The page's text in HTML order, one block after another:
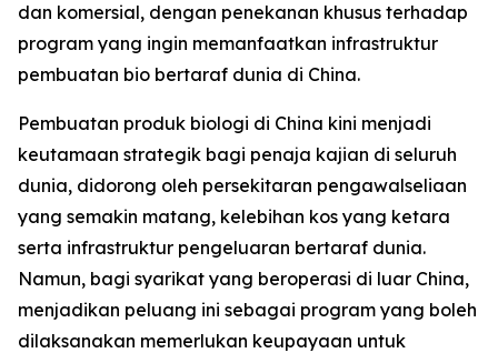
dan komersial, dengan penekanan khusus terhadap
program yang ingin memanfaatkan infrastruktur
pembuatan bio bertaraf dunia di China.
Pembuatan produk biologi di China kini menjadi
keutamaan strategik bagi penaja kajian di seluruh
dunia, didorong oleh persekitaran pengawalseliaan
yang semakin matang, kelebihan kos yang ketara
serta infrastruktur pengeluaran bertaraf dunia.
Namun, bagi syarikat yang beroperasi di luar China,
menjadikan peluang ini sebagai program yang boleh
dilaksanakan memerlukan keupayaan untuk